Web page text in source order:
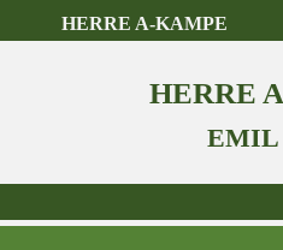
HERRE A-KAMPE
HERRE
EMIL